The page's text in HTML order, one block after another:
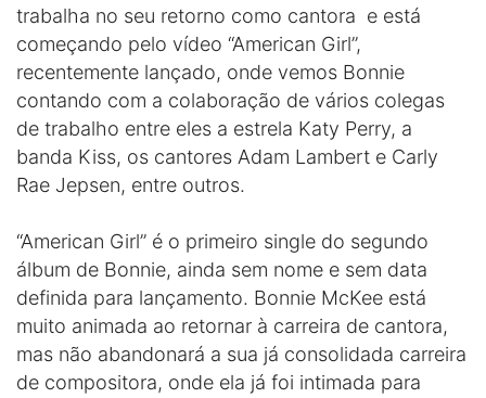
trabalha no seu retorno como cantora e está
começando pelo vídeo “American Girl”,
recentemente lançado, onde vemos Bonnie
contando com a colaboração de vários colegas
de trabalho entre eles a estrela Katy Perry, a
banda Kiss, os cantores Adam Lambert e Carly
Rae Jepsen, entre outros.
“American Girl” é o primeiro single do segundo
álbum de Bonnie, ainda sem nome e sem data
definida para lançamento. Bonnie McKee está
muito animada ao retornar à carreira de cantora,
mas não abandonará a sua já consolidada carreira
de compositora, onde ela já foi intimada para